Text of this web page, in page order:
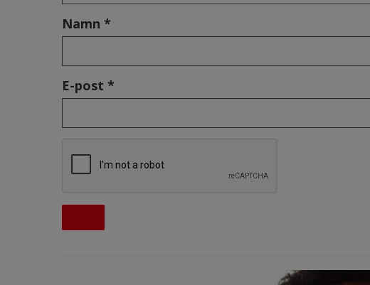
Namn *
E-post *